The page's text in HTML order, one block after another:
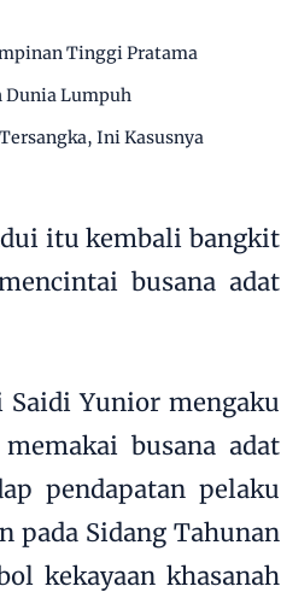
Tinggi Pratama
Dunia Lumpuh
Ini Kasusnya
itu kembali bangkit
busana adat
Yunior mengaku
busana adat
pendapatan pelaku
pada Sidang Tahunan
kekayaan khasanah